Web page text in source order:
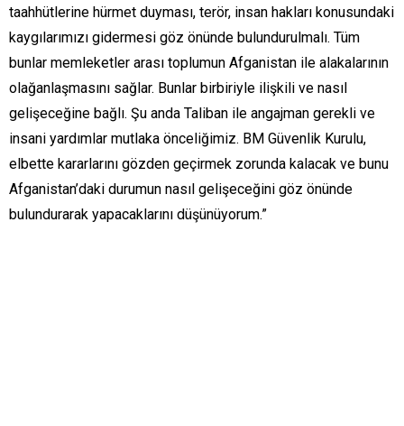
taahhütlerine hürmet duyması, terör, insan hakları konusundaki
kaygılarımızı gidermesi göz önünde bulundurulmalı. Tüm
bunlar memleketler arası toplumun Afganistan ile alakalarının
olağanlaşmasını sağlar. Bunlar birbiriyle ilişkili ve nasıl
gelişeceğine bağlı. Şu anda Taliban ile angajman gerekli ve
insani yardımlar mutlaka önceliğimiz. BM Güvenlik Kurulu,
elbette kararlarını gözden geçirmek zorunda kalacak ve bunu
Afganistan’daki durumun nasıl gelişeceğini göz önünde
bulundurarak yapacaklarını düşünüyorum.”